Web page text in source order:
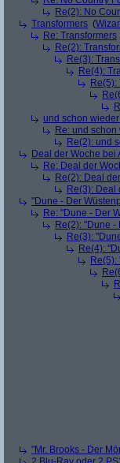
Re(2): No
Transformers (
Re: Transformers
Re(2):
Re(3):
Re(4):
Re(5):
und schon
Re: und
Re(2): und
Deal der Woche bei
Re: Deal der
Re(2): Deal
Re(3): Deal
"Dune - Der
Re: "Dune - Der
Re(2): "Dune -
Re(3):
Re(4):
Re(5):
"Mr. Brooks - Der